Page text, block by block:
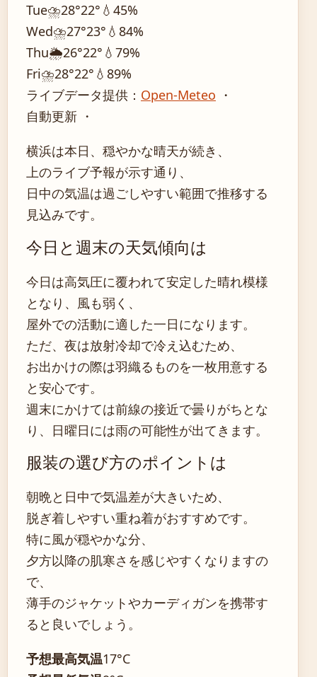
Tue⛈️28°22° 💧45%
Wed⛈️27°23° 💧84%
Thu🌦️26°22° 💧79%
Fri⛈️28°22° 💧89%
ライブデータ提供： Open-Meteo ・
自動更新 ・
横浜は本日、穏やかな晴天が続き、
上のライブ予報が示す通り、
日中の気温は過ごしやすい範囲で推移する
見込みです。
今日と週末の天気傾向は
今日は高気圧に覆われて安定した晴れ模様
となり、風も弱く、
屋外での活動に適した一日になります。
ただ、夜は放射冷却で冷え込むため、
お出かけの際は羽織るものを一枚用意する
と安心です。
週末にかけては前線の接近で曇りがちとな
り、日曜日には雨の可能性が出てきます。
服装の選び方のポイントは
朝晩と日中で気温差が大きいため、
脱ぎ着しやすい重ね着がおすすめです。
特に風が穏やかな分、
夕方以降の肌寒さを感じやすくなりますの
で、
薄手のジャケットやカーディガンを携帯す
ると良いでしょう。
予想最高気温17°C